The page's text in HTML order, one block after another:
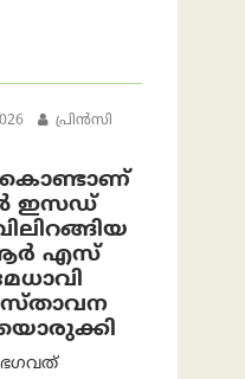
പ്രിന്‍സി
ഇസഡ്
ആര്‍ എസ്